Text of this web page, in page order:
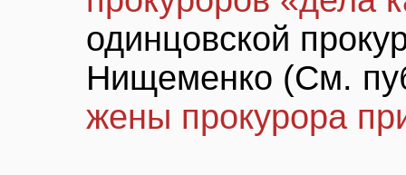
одинцовской
Нищеменко (См.
жены прокурора